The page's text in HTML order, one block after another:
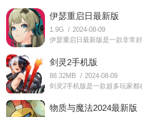
伊瑟重启日最新版
1.9G / 2024-08-09
剑灵2手机版
88.32MB / 2024-08-09
物质与魔法2024最新版